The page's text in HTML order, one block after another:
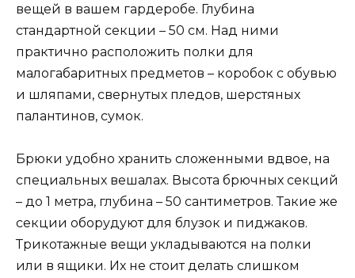
вещей в вашем гардеробе. Глубина
стандартной секции – 50 см. Над ними
практично расположить полки для
малогабаритных предметов – коробок с обувью
и шляпами, свернутых пледов, шерстяных
палантинов, сумок.
Брюки удобно хранить сложенными вдвое, на
специальных вешалах. Высота брючных секций
– до 1 метра, глубина – 50 сантиметров. Такие же
секции оборудуют для блузок и пиджаков.
Трикотажные вещи укладываются на полки
или в ящики. Их не стоит делать слишком